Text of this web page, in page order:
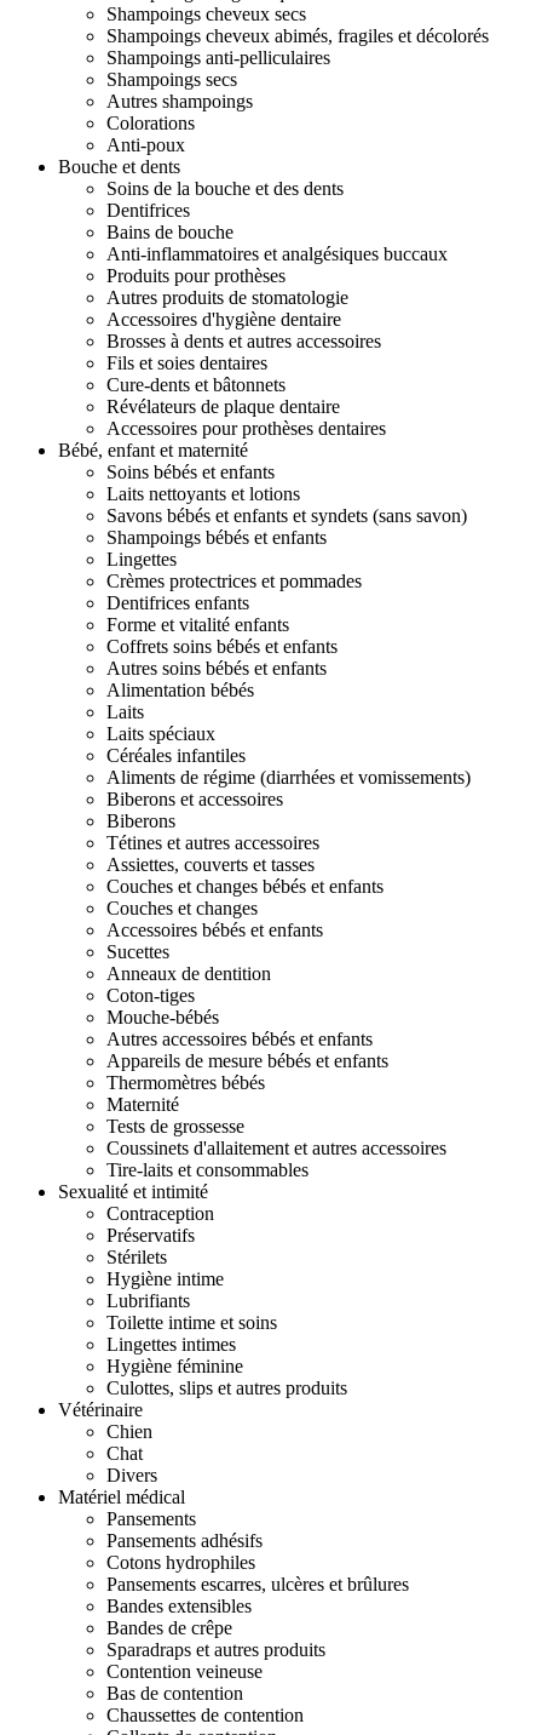
Shampoings cheveux secs
Shampoings cheveux abimés, fragiles et décolorés
Shampoings anti-pelliculaires
Shampoings secs
Autres shampoings
Colorations
Anti-poux
Bouche et dents
Soins de la bouche et des dents
Dentifrices
Bains de bouche
Anti-inflammatoires et analgésiques buccaux
Produits pour prothèses
Autres produits de stomatologie
Accessoires d'hygiène dentaire
Brosses à dents et autres accessoires
Fils et soies dentaires
Cure-dents et bâtonnets
Révélateurs de plaque dentaire
Accessoires pour prothèses dentaires
Bébé, enfant et maternité
Soins bébés et enfants
Laits nettoyants et lotions
Savons bébés et enfants et syndets (sans savon)
Shampoings bébés et enfants
Lingettes
Crèmes protectrices et pommades
Dentifrices enfants
Forme et vitalité enfants
Coffrets soins bébés et enfants
Autres soins bébés et enfants
Alimentation bébés
Laits
Laits spéciaux
Céréales infantiles
Aliments de régime (diarrhées et vomissements)
Biberons et accessoires
Biberons
Tétines et autres accessoires
Assiettes, couverts et tasses
Couches et changes bébés et enfants
Couches et changes
Accessoires bébés et enfants
Sucettes
Anneaux de dentition
Coton-tiges
Mouche-bébés
Autres accessoires bébés et enfants
Appareils de mesure bébés et enfants
Thermomètres bébés
Maternité
Tests de grossesse
Coussinets d'allaitement et autres accessoires
Tire-laits et consommables
Sexualité et intimité
Contraception
Préservatifs
Stérilets
Hygiène intime
Lubrifiants
Toilette intime et soins
Lingettes intimes
Hygiène féminine
Culottes, slips et autres produits
Vétérinaire
Chien
Chat
Divers
Matériel médical
Pansements
Pansements adhésifs
Cotons hydrophiles
Pansements escarres, ulcères et brûlures
Bandes extensibles
Bandes de crêpe
Sparadraps et autres produits
Contention veineuse
Bas de contention
Chaussettes de contention